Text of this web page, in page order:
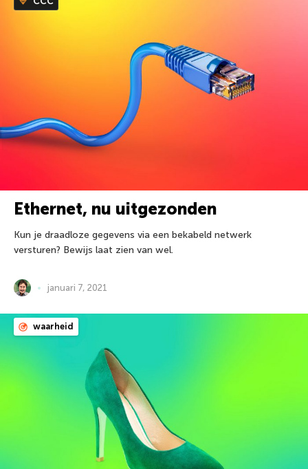
Ethernet, nu uitgezonden
Kun je draadloze gegevens via een bekabeld netwerk
versturen? Bewijs laat zien van wel.
januari 7, 2021
waarheid